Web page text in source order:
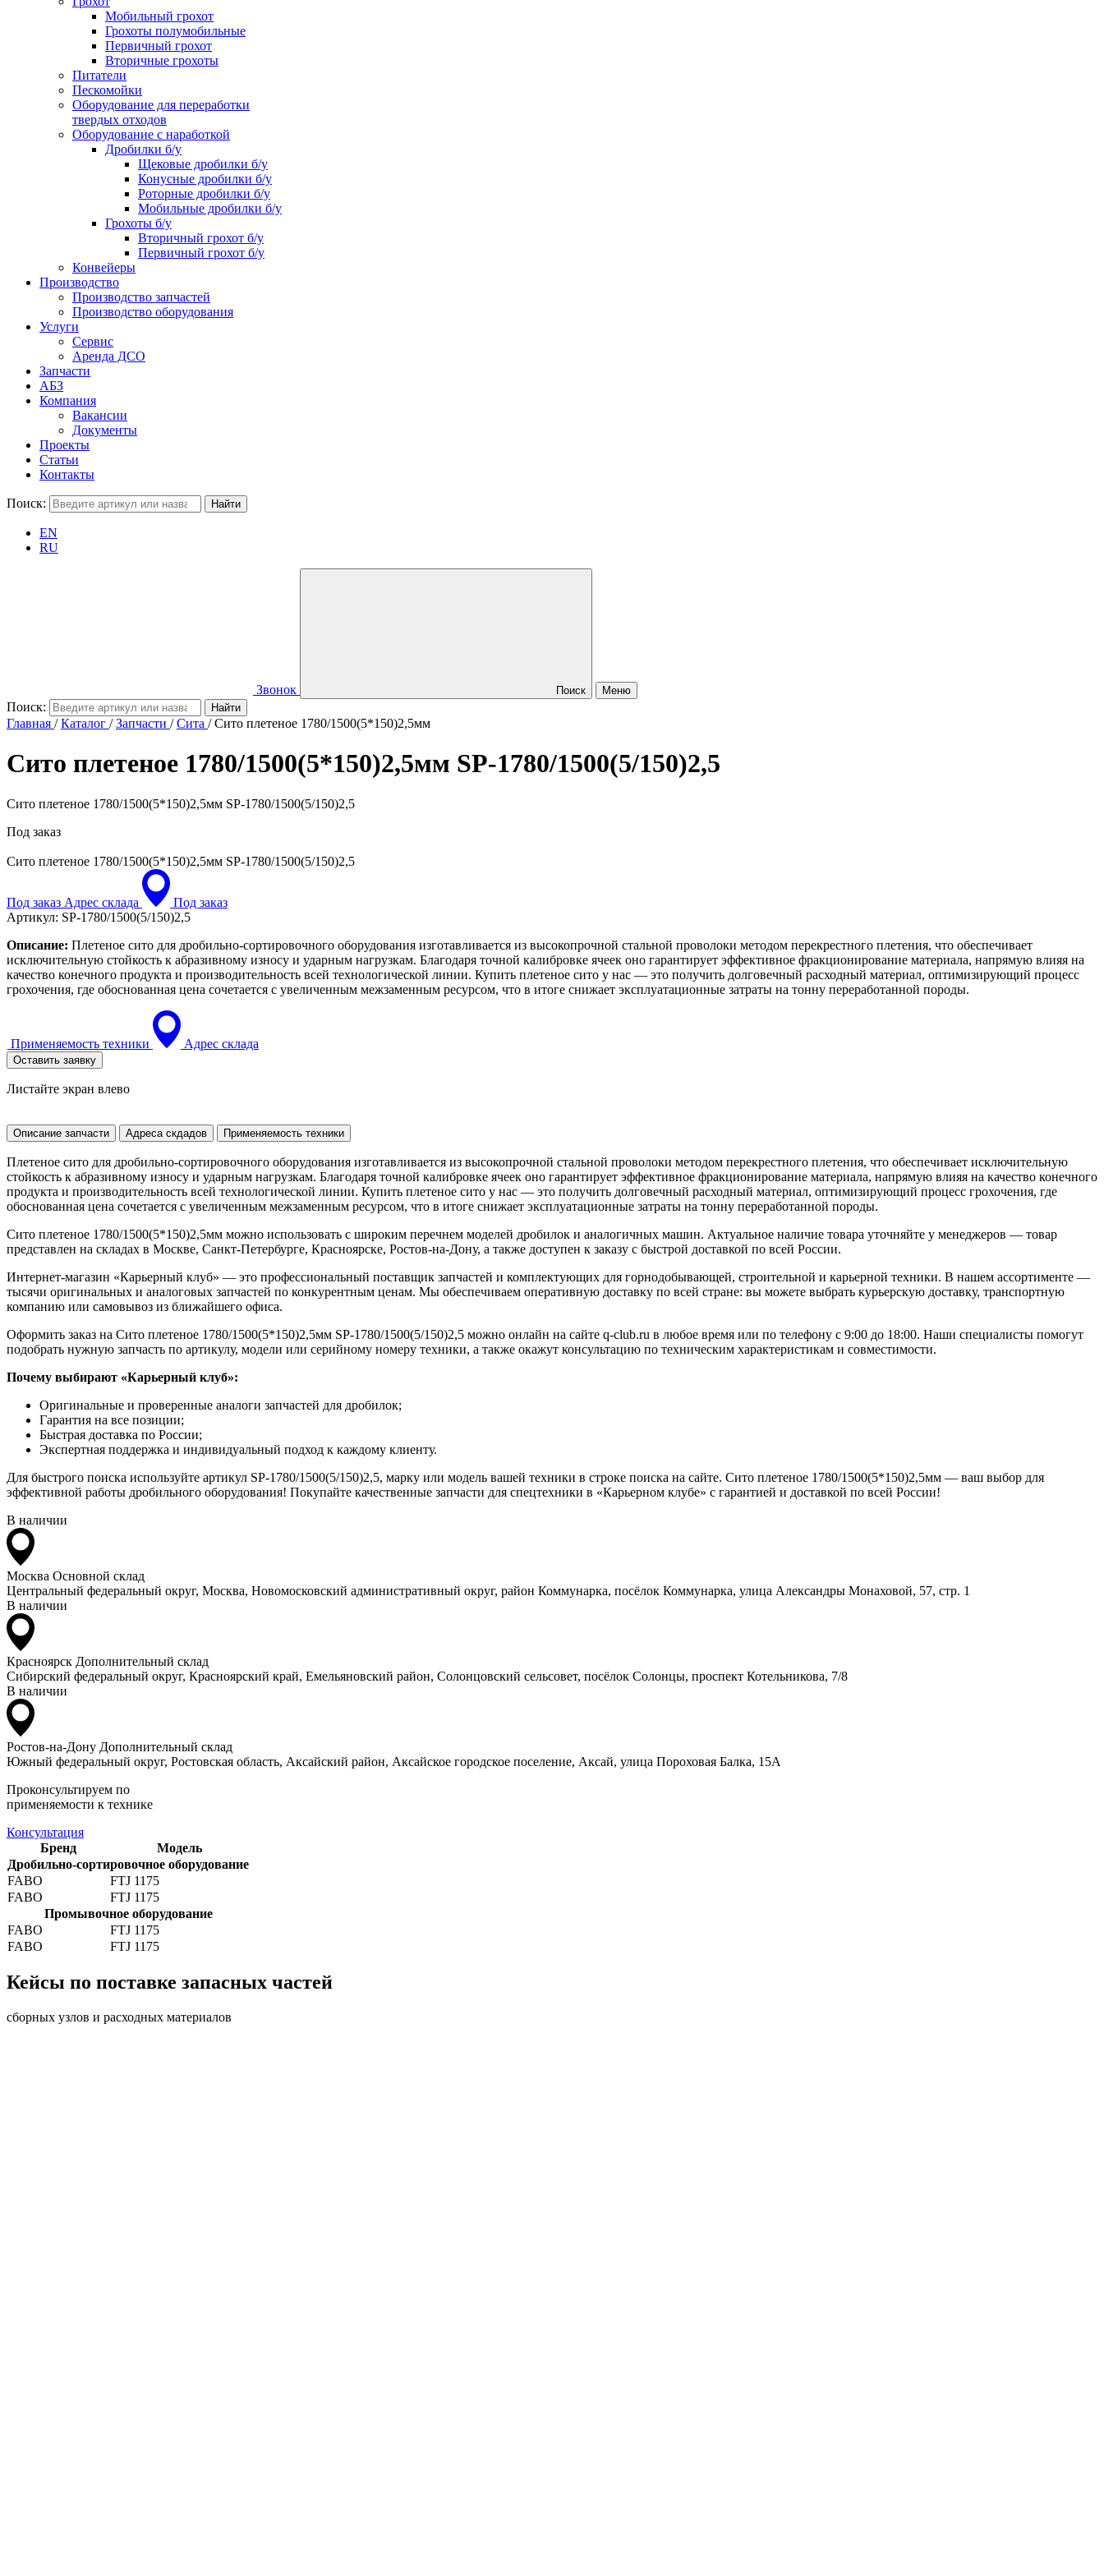
Мобильный грохот
Грохоты полумобильные
Первичный грохот
Вторичные грохоты
Питатели
Пескомойки
Оборудование для переработки
твердых отходов
Оборудование с наработкой
Дробилки б/у
Щековые дробилки б/у
Конусные дробилки б/у
Роторные дробилки б/у
Мобильные дробилки б/у
Грохоты б/у
Вторичный грохот б/у
Первичный грохот б/у
Конвейеры
Производство
Производство запчастей
Производство оборудования
Услуги
Сервис
Аренда ДСО
Запчасти
АБЗ
Компания
Вакансии
Документы
Проекты
Статьи
Контакты
Поиск:
EN
RU
Звонок Поиск Меню
Поиск:
Главная /Каталог /Запчасти /Сита /Сито плетеное 1780/1500(5*150)2,5мм
Сито плетеное 1780/1500(5*150)2,5мм SP-1780/1500(5/150)2,5
Сито плетеное 1780/1500(5*150)2,5мм SP-1780/1500(5/150)2,5
Под заказ
Сито плетеное 1780/1500(5*150)2,5мм SP-1780/1500(5/150)2,5
Под заказ Адрес склада
Под заказ
Артикул: SP-1780/1500(5/150)2,5
Описание: Плетеное сито для дробильно-сортировочного оборудования изготавливается из высокопрочной стальной проволоки методом перекрестного плетения, что обеспечивает
исключительную стойкость к абразивному износу и ударным нагрузкам. Благодаря точной калибровке ячеек оно гарантирует эффективное фракционирование материала, напрямую влияя на
качество конечного продукта и производительность всей технологической линии. Купить плетеное сито у нас — это получить долговечный расходный материал, оптимизирующий процесс
грохочения, где обоснованная цена сочетается с увеличенным межзаменным ресурсом, что в итоге снижает эксплуатационные затраты на тонну переработанной породы.
Применяемость техники Адрес склада
Оставить заявку
Листайте экран влево
Описание запчасти Адреса скдадов Применяемость техники
Плетеное сито для дробильно-сортировочного оборудования изготавливается из высокопрочной стальной проволоки методом перекрестного плетения, что обеспечивает исключительную
стойкость к абразивному износу и ударным нагрузкам. Благодаря точной калибровке ячеек оно гарантирует эффективное фракционирование материала, напрямую влияя на качество конечного
продукта и производительность всей технологической линии. Купить плетеное сито у нас — это получить долговечный расходный материал, оптимизирующий процесс грохочения, где
обоснованная цена сочетается с увеличенным межзаменным ресурсом, что в итоге снижает эксплуатационные затраты на тонну переработанной породы.
Сито плетеное 1780/1500(5*150)2,5мм можно использовать с широким перечнем моделей дробилок и аналогичных машин. Актуальное наличие товара уточняйте у менеджеров — товар
представлен на складах в Москве, Санкт-Петербурге, Красноярске, Ростов-на-Дону, а также доступен к заказу с быстрой доставкой по всей России.
Интернет-магазин «Карьерный клуб» — это профессиональный поставщик запчастей и комплектующих для горнодобывающей, строительной и карьерной техники. В нашем ассортименте —
тысячи оригинальных и аналоговых запчастей по конкурентным ценам. Мы обеспечиваем оперативную доставку по всей стране: вы можете выбрать курьерскую доставку, транспортную
компанию или самовывоз из ближайшего офиса.
Оформить заказ на Сито плетеное 1780/1500(5*150)2,5мм SP-1780/1500(5/150)2,5 можно онлайн на сайте q-club.ru в любое время или по телефону с 9:00 до 18:00. Наши специалисты помогут
подобрать нужную запчасть по артикулу, модели или серийному номеру техники, а также окажут консультацию по техническим характеристикам и совместимости.
Почему выбирают «Карьерный клуб»:
Оригинальные и проверенные аналоги запчастей для дробилок;
Гарантия на все позиции;
Быстрая доставка по России;
Экспертная поддержка и индивидуальный подход к каждому клиенту.
Для быстрого поиска используйте артикул SP-1780/1500(5/150)2,5, марку или модель вашей техники в строке поиска на сайте. Сито плетеное 1780/1500(5*150)2,5мм — ваш выбор для
эффективной работы дробильного оборудования! Покупайте качественные запчасти для спецтехники в «Карьерном клубе» с гарантией и доставкой по всей России!
В наличии
Москва Основной склад
Центральный федеральный округ, Москва, Новомосковский административный округ, район Коммунарка, посёлок Коммунарка, улица Александры Монаховой, 57, стр. 1
В наличии
Красноярск Дополнительный склад
Сибирский федеральный округ, Красноярский край, Емельяновский район, Солонцовский сельсовет, посёлок Солонцы, проспект Котельникова, 7/8
В наличии
Ростов-на-Дону Дополнительный склад
Южный федеральный округ, Ростовская область, Аксайский район, Аксайское городское поселение, Аксай, улица Пороховая Балка, 15А
Проконсультируем по
применяемости к технике
Консультация
Бренд
Модель
Дробильно-сортировочное оборудование
FABO
FTJ 1175
FABO
FTJ 1175
Промывочное оборудование
FABO
FTJ 1175
FABO
FTJ 1175
Кейсы по поставке запасных частей
сборных узлов и расходных материалов